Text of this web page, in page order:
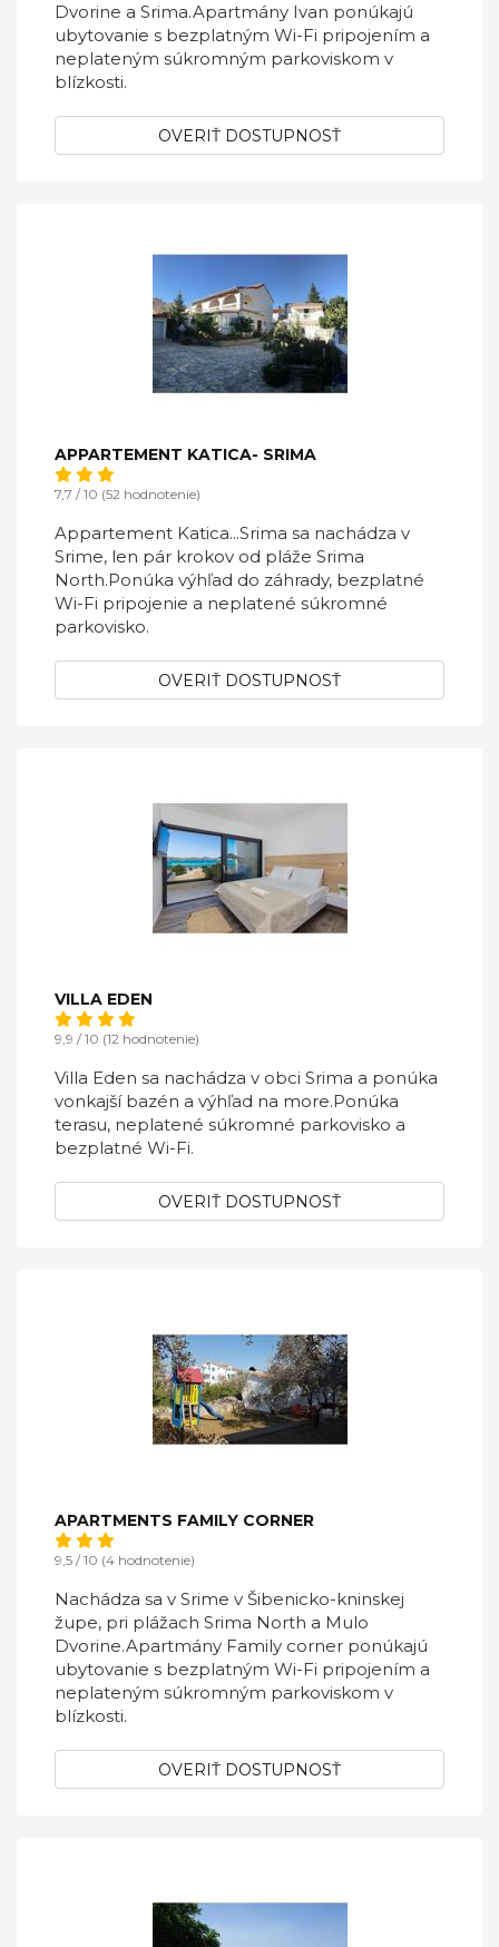
Dvorine a Srima.Apartmány Ivan ponúkajú
ubytovanie s bezplatným Wi-Fi pripojením a
neplateným súkromným parkoviskom v
blízkosti.
OVERIŤ DOSTUPNOSŤ
APPARTEMENT KATICA- SRIMA
7,7 / 10 (52 hodnotenie)
Appartement Katica...Srima sa nachádza v
Srime, len pár krokov od pláže Srima
North.Ponúka výhľad do záhrady, bezplatné
Wi-Fi pripojenie a neplatené súkromné ​​
parkovisko.
OVERIŤ DOSTUPNOSŤ
VILLA EDEN
9,9 / 10 (12 hodnotenie)
Villa Eden sa nachádza v obci Srima a ponúka
vonkajší bazén a výhľad na more.Ponúka
terasu, neplatené súkromné ​​parkovisko a
bezplatné Wi-Fi.
OVERIŤ DOSTUPNOSŤ
APARTMENTS FAMILY CORNER
9,5 / 10 (4 hodnotenie)
Nachádza sa v Srime v Šibenicko-kninskej
župe, pri plážach Srima North a Mulo
Dvorine.Apartmány Family corner ponúkajú
ubytovanie s bezplatným Wi-Fi pripojením a
neplateným súkromným parkoviskom v
blízkosti.
OVERIŤ DOSTUPNOSŤ